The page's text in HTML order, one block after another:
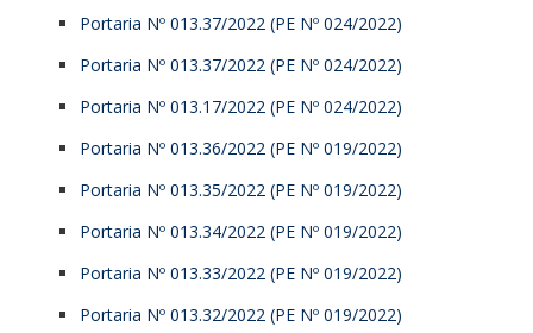
Portaria Nº 013.37/2022 (PE Nº 024/2022)
Portaria Nº 013.37/2022 (PE Nº 024/2022)
Portaria Nº 013.17/2022 (PE Nº 024/2022)
Portaria Nº 013.36/2022 (PE Nº 019/2022)
Portaria Nº 013.35/2022 (PE Nº 019/2022)
Portaria Nº 013.34/2022 (PE Nº 019/2022)
Portaria Nº 013.33/2022 (PE Nº 019/2022)
Portaria Nº 013.32/2022 (PE Nº 019/2022)